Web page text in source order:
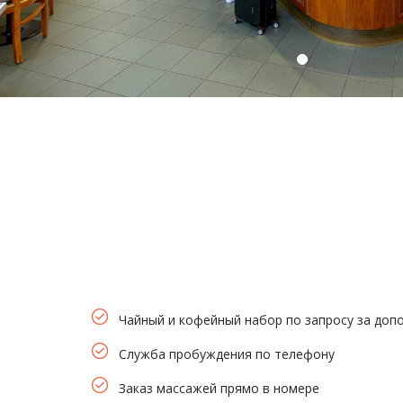
Чайный и кофейный набор по запросу за
Служба пробуждения по телефону
Заказ массажей прямо в номере